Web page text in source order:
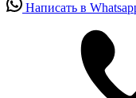
Написать в